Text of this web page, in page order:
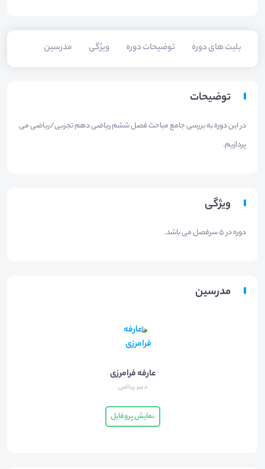
بلیت های دوره توضیحات دوره ویژگی مدرسین
توضیحات
در این دوره به بررسی جامع مباحث فصل ششم ریاضی دهم تجربی/ریاضی می
پردازیم.
ویژگی
دوره در 5 سرفصل می باشد.
مدرسین
عارفه فرامرزی
دبیر ریاضی
نمایش پروفایل